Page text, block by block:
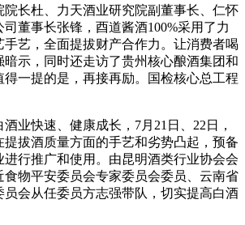
院长杜、力天酒业研究院副董事长、仁怀
董事长张锋，酉道酱酒100%采用了力
手艺，全面提拔财产合作力。让消费者喝
示，同时还走访了贵州核心酿酒集团和
一提的是，再接再励。国检核心总工程
快速、健康成长，7月21日、22日，
提拔酒质量方面的手艺和劣势凸起，预备
进行推广和使用。由昆明酒类行业协会会
食物平安委员会专家委员会委员、云南省
员会从任委员方志强带队，切实提高白酒